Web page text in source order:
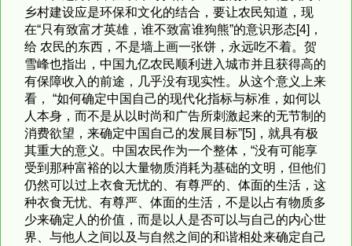
乡村建设应是环保和文化的结合，要让农民知道，现
在“只有致富才英雄，谁不致富谁狗熊”的意识形态[4]，
给 农民的东西，不是墙上画一张饼，永远吃不着。贺
雪峰也指出，中国九亿农民顺利进入城市并且获得高的
有保障收入的前途，几乎没有现实性。从这个意义上来
看， “如何确定中国自己的现代化指标与标准，如何以
人本身，而不是从以时尚和广告所刺激起来的无节制的
消费欲望，来确定中国自己的发展目标”[5]，就具有极
其重大的意义。中国农民作为一个整体，“没有可能享
受到那种富裕的以大量物质消耗为基础的文明，但他们
仍然可以过上衣食无忧的、有尊严的、体面的生活，这
种衣食无忧、有尊严、体面的生活，不是以占有物质多
少来确定人的价值，而是以人是否可以与自己的内心世
界、与他人之间以及与自然之间的和谐相处来确定自己